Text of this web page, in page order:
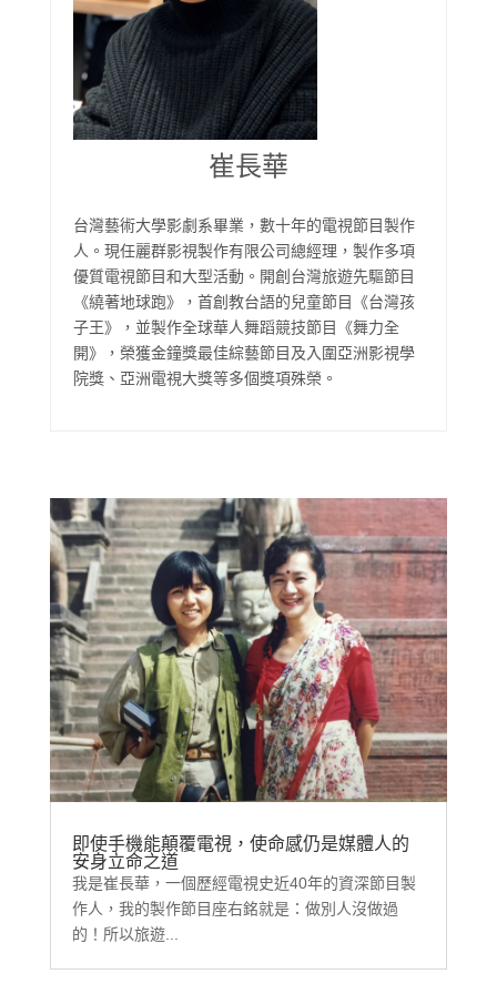
崔長華
台灣藝術大學影劇系畢業，數十年的電視節目製作
人。 現任麗群影視製作有限公司總經理，製作多項
優質電視節目和大型活動。開創台灣旅遊先驅節目
《繞著地球跑》，首創教台語的兒童節目《台灣孩
子王》，並製作全球華人舞蹈競技節目《舞力全
開》，榮獲金鐘獎最佳綜藝節目及入圍亞洲影視學
院獎、亞洲電視大獎等多個獎項殊榮。
即使手機能顛覆電視，使命感仍是媒體人的
安身立命之道
我是崔長華，一個歷經電視史近40年的資深節目製
作人，我的製作節目座右銘就是：做別人沒做過
的！所以旅遊...